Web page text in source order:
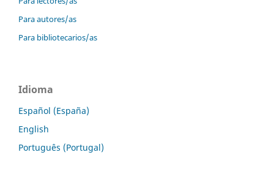
Para autores/as
Para bibliotecarios/as
Idioma
Español (España)
English
Português (Portugal)